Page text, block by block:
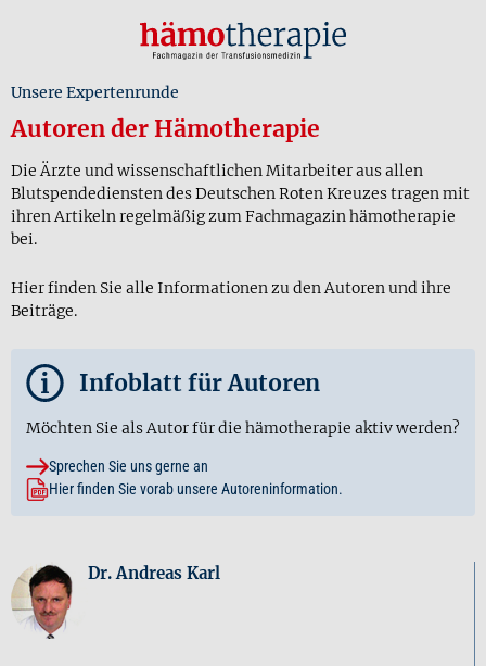
Unsere Expertenrunde
Autoren der Hämotherapie
Die Ärzte und wissenschaftlichen Mitarbeiter aus allen
Blutspendediensten des Deutschen Roten Kreuzes tragen mit
ihren Artikeln regelmäßig zum Fachmagazin hämotherapie
bei.
Hier finden Sie alle Informationen zu den Autoren und ihre
Beiträge.
i Infoblatt für Autoren
Möchten Sie als Autor für die hämotherapie aktiv werden?
Sprechen Sie uns gerne an
Hier finden Sie vorab unsere Autoreninformation.
Dr. Andreas Karl